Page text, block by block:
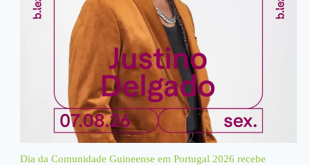
Dia da Comunidade Guineense em Portugal 2026 recebe